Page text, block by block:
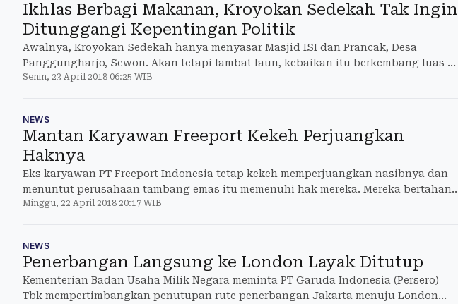
Ikhlas Berbagi Makanan, Kroyokan Sedekah Tak Ingin
Ditunggangi Kepentingan Politik
Awalnya, Kroyokan Sedekah hanya menyasar Masjid ISI dan Prancak, Desa
Panggungharjo, Sewon. Akan tetapi lambat laun, kebaikan itu berkembang luas ke
seantero DIY.
Senin, 23 April 2018 06:25 WIB
NEWS
Mantan Karyawan Freeport Kekeh Perjuangkan
Haknya
Eks karyawan PT Freeport Indonesia tetap kekeh memperjuangkan nasibnya dan
menuntut perusahaan tambang emas itu memenuhi hak mereka. Mereka bertahan
dengan gugatan yang dilayangkan ke pengadilan negeri untuk, kendati ada
Minggu, 22 April 2018 20:17 WIB
NEWS
Penerbangan Langsung ke London Layak Ditutup
Kementerian Badan Usaha Milik Negara meminta PT Garuda Indonesia (Persero)
Tbk mempertimbangkan penutupan rute penerbangan Jakarta menuju London